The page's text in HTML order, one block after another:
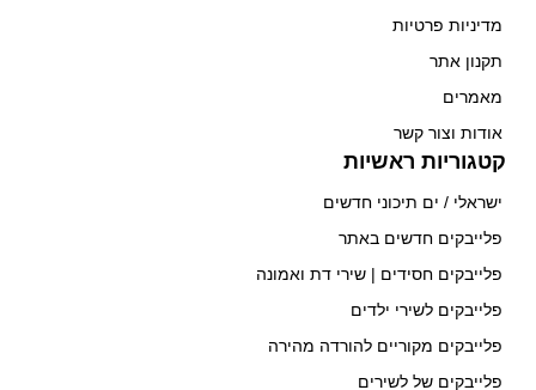
מדיניות פרטיות
תקנון אתר
מאמרים
אודות וצור קשר
קטגוריות ראשיות
ישראלי / ים תיכוני חדשים
פלייבקים חדשים באתר
פלייבקים חסידים | שירי דת ואמונה
פלייבקים לשירי ילדים
פלייבקים מקוריים להורדה מהירה
פלייבקים של לשירים